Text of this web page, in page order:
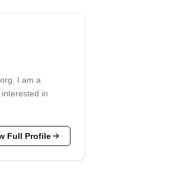
I am a
in
Full Profile